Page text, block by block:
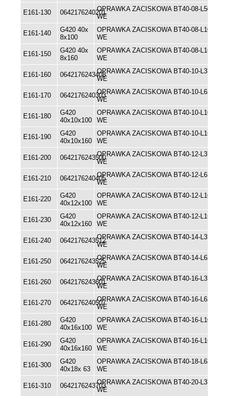
E161-130 0642176240201OPRAWKA ZACISKOWA BT40-08-L50
WE
E161-140
G420 40x
8x100
OPRAWKA ZACISKOWA BT40-08-L100
WE
E161-150
G420 40x
8x160
OPRAWKA ZACISKOWA BT40-08-L160
WE
E161-160 0642176243408OPRAWKA ZACISKOWA BT40-10-L37
WE
E161-170 0642176240303OPRAWKA ZACISKOWA BT40-10-L63
WE
E161-180
G420
40x10x100
OPRAWKA ZACISKOWA BT40-10-L100
WE
E161-190
G420
40x10x160
OPRAWKA ZACISKOWA BT40-10-L160
WE
E161-200 0642176243500OPRAWKA ZACISKOWA BT40-12-L37
WE
E161-210 0642176240405OPRAWKA ZACISKOWA BT40-12-L63
WE
E161-220
G420
40x12x100
OPRAWKA ZACISKOWA BT40-12-L100
WE
E161-230
G420
40x12x160
OPRAWKA ZACISKOWA BT40-12-L160
WE
E161-240 0642176243512OPRAWKA ZACISKOWA BT40-14-L37
WE
E161-250 0642176243525OPRAWKA ZACISKOWA BT40-14-L63
WE
E161-260 0642176243601OPRAWKA ZACISKOWA BT40-16-L37
WE
E161-270 0642176240507OPRAWKA ZACISKOWA BT40-16-L63
WE
E161-280
G420
40x16x100
OPRAWKA ZACISKOWA BT40-16-L100
WE
E161-290
G420
40x16x160
OPRAWKA ZACISKOWA BT40-16-L160
WE
E161-300
G420
40x18x 63
OPRAWKA ZACISKOWA BT40-18-L63
WE
E161-310 0642176243703OPRAWKA ZACISKOWA BT40-20-L37
WE